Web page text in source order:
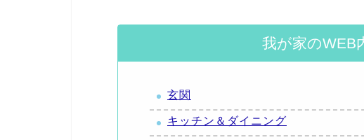
我が家のWEB
玄関
キッチン＆ダイニング